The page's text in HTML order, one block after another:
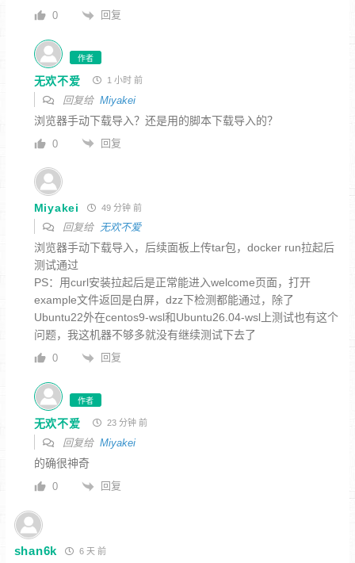
0 回复
作者
无欢不爱 1 小时 前
回复给 Miyakei
浏览器手动下载导入？还是用的脚本下载导入的？
0 回复
Miyakei 49 分钟 前
回复给 无欢不爱
浏览器手动下载导入，后续面板上传tar包，docker run拉起后
测试通过
PS：用curl安装拉起后是正常能进入welcome页面， 打开
example文件返回是白屏，dzz下检测都能通过，除了
Ubuntu22外在centos9-wsl和Ubuntu26.04-wsl上测试也有这个
问题，我这机器不够多就没有继续测试下去了
0 回复
作者
无欢不爱 23 分钟 前
回复给 Miyakei
的确很神奇
0 回复
shan6k 6 天 前